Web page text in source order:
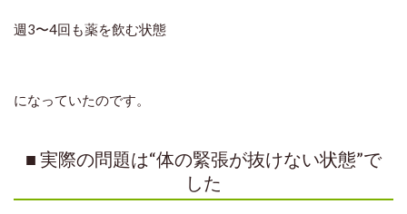
週3〜4回も薬を飲む状態
になっていたのです。
■ 実際の問題は“体の緊張が抜けない状態”で
した